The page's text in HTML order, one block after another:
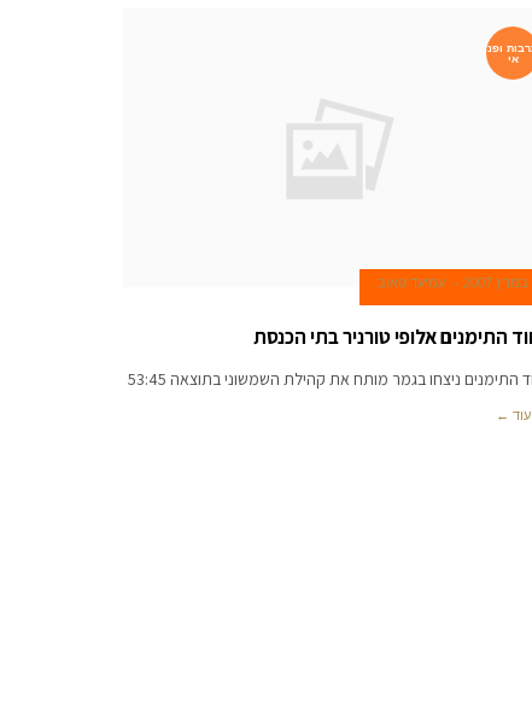
ופנ
אי
עמיעד טאוב
התימנים אלופי טורניר בתי הכנסת
התימנים ניצחו בגמר מותח את קהילת השמשוני בתוצאה 53:45
←